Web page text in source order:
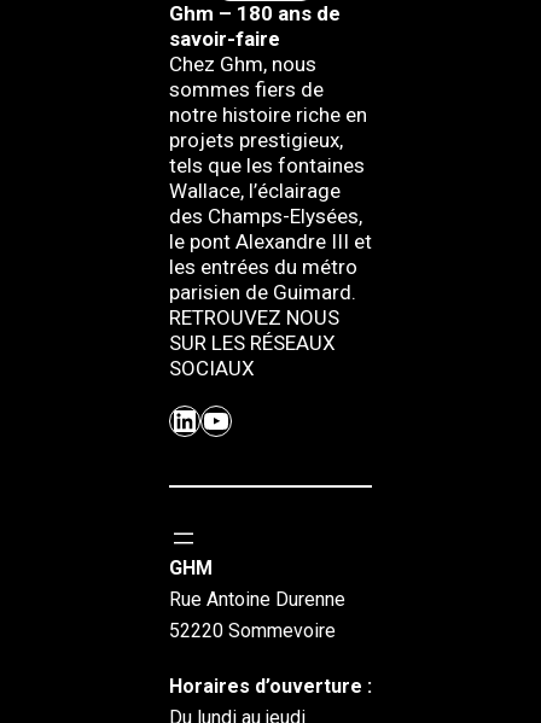
Ghm – 180 ans de
savoir-faire
Chez Ghm, nous
sommes fiers de
notre histoire riche en
projets prestigieux,
tels que les fontaines
Wallace, l’éclairage
des Champs-Elysées,
le pont Alexandre III et
les entrées du métro
parisien de Guimard.
RETROUVEZ NOUS
SUR LES RÉSEAUX
SOCIAUX
LinkedIn YouTube
GHM
Rue Antoine Durenne
52220 Sommevoire
Horaires d’ouverture :
Du lundi au jeudi